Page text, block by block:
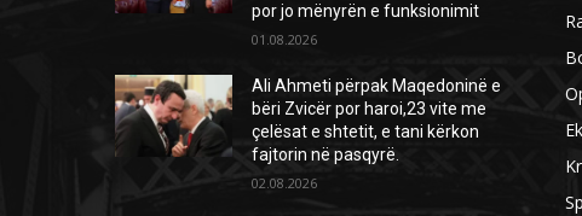
por jo mënyrën e funksionimit
01.08.2026
Ali Ahmeti përpak Maqedoninë e
bëri Zvicër por haroi,23 vite me
çelësat e shtetit, e tani kërkon
fajtorin në pasqyrë.
02.08.2026